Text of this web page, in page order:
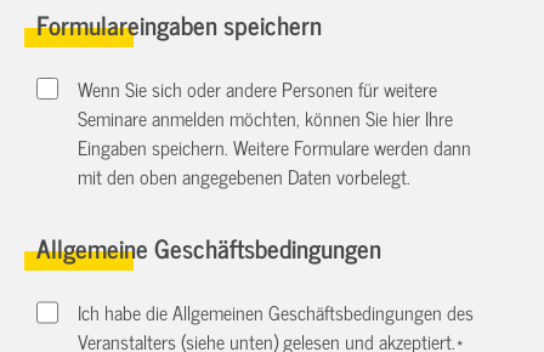
Formulareingaben speichern
Wenn Sie sich oder andere Personen für weitere
Seminare anmelden möchten, können Sie hier Ihre
Eingaben speichern. Weitere Formulare werden dann
mit den oben angegebenen Daten vorbelegt.
Allgemeine Geschäftsbedingungen
Ich habe die Allgemeinen Geschäftsbedingungen des
Veranstalters (siehe unten) gelesen und akzeptiert.*